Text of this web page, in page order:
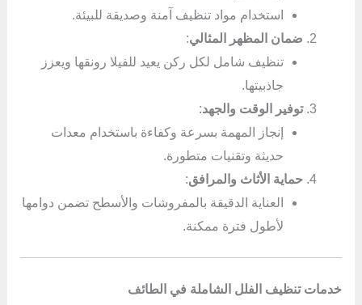
استخدام مواد تنظيف آمنة وصديقة للبيئة.
ضمان المظهر المثالي:
تنظيف شامل لكل ركن يعيد للفيلا رونقها ويعزز
جاذبيتها.
توفير الوقت والجهد:
إنجاز المهمة بسرعة وكفاءة باستخدام معدات
حديثة وتقنيات متطورة.
حماية الأثاث والمرافق:
العناية الدقيقة بالمفروشات والأسطح تضمن دوامها
لأطول فترة ممكنة.
خدمات تنظيف الفلل الشاملة في الطائف